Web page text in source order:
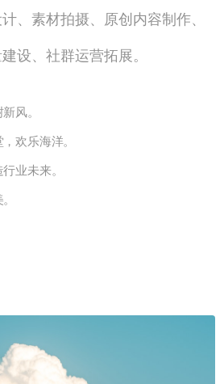
、素材拍摄、原创内容制作、
设、社群运营拓展。
风。
欢乐海洋。
业未来。